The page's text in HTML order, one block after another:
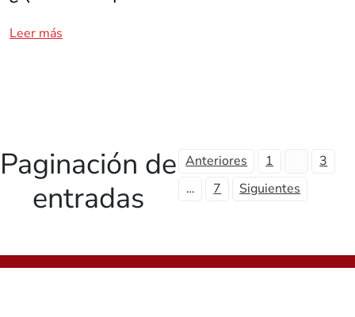
Leer más
Paginación de
entradas
Anteriores 1 3
… 7 Siguientes